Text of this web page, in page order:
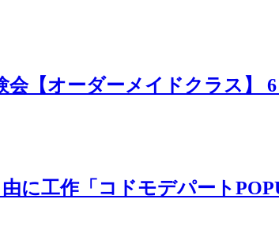
会【オーダーメイドクラス】 6
に工作「コドモデパート